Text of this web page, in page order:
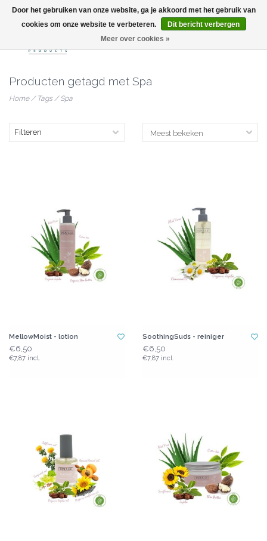
info@nailitproducts.com
Producten getagd met Spa
Home/ Tags/Spa
Filteren
MellowMoist - lotion
€6,50
€7,87 incl.
SoothingSuds - reiniger
€6,50
€7,87 incl.
Door het gebruiken van onze website, ga je akkoord met het gebruik van
cookies om onze website te verbeteren.
Dit bericht verbergen
Meer over cookies »